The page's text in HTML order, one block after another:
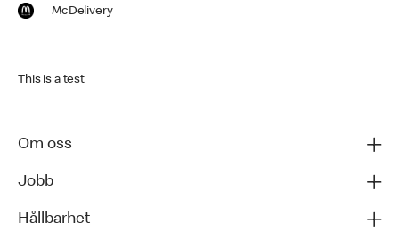
McDelivery
This is a test
Om oss
Jobb
Hållbarhet